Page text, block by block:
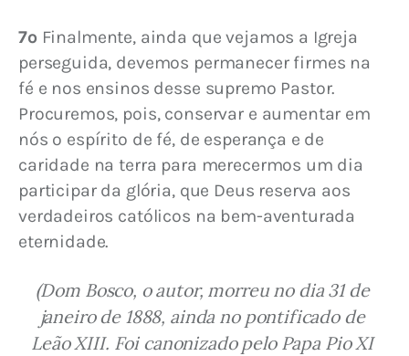
7º Finalmente, ainda que vejamos a Igreja
perseguida, devemos permanecer firmes na
fé e nos ensinos desse supremo Pastor.
Procuremos, pois, conservar e aumentar em
nós o espírito de fé, de esperança e de
caridade na terra para merecermos um dia
participar da glória, que Deus reserva aos
verdadeiros católicos na bem-aventurada
eternidade.
(Dom Bosco, o autor, morreu no dia 31 de
janeiro de 1888, ainda no pontificado de
Leão XIII. Foi canonizado pelo Papa Pio XI